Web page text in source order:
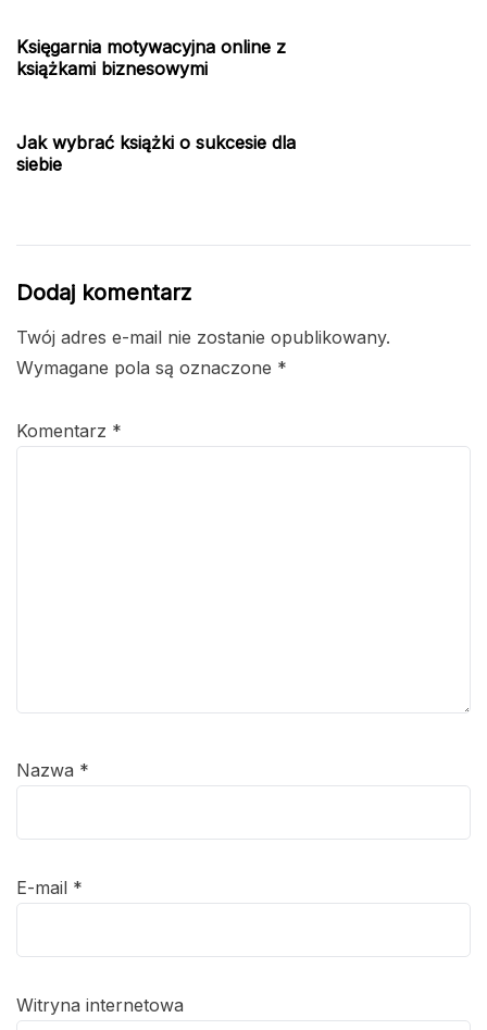
Księgarnia motywacyjna online z
książkami biznesowymi
Jak wybrać książki o sukcesie dla
siebie
Dodaj komentarz
Twój adres e-mail nie zostanie opublikowany.
Wymagane pola są oznaczone *
Komentarz *
Nazwa *
E-mail *
Witryna internetowa